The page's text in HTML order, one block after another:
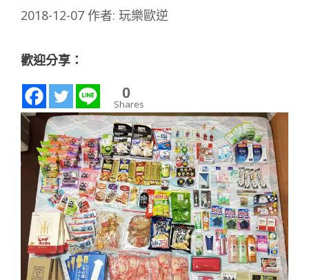
2018-12-07 作者: 玩樂歐逆
歡迎分享：
0
Shares